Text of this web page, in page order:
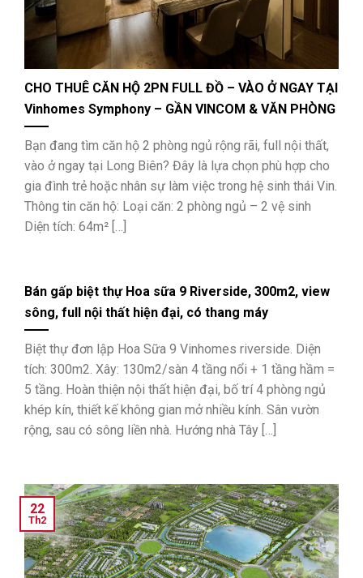
CHO THUÊ CĂN HỘ 2PN FULL ĐỒ – VÀO Ở NGAY TẠI
Vinhomes Symphony – GẦN VINCOM & VĂN PHÒNG
VIN
Bạn đang tìm căn hộ 2 phòng ngủ rộng rãi, full nội thất,
vào ở ngay tại Long Biên? Đây là lựa chọn phù hợp cho
gia đình trẻ hoặc nhân sự làm việc trong hệ sinh thái Vin.
Thông tin căn hộ: Loại căn: 2 phòng ngủ – 2 vệ sinh
Diện tích: 64m² […]
Bán gấp biệt thự Hoa sữa 9 Riverside, 300m2, view
sông, full nội thất hiện đại, có thang máy
Biệt thự đơn lập Hoa Sữa 9 Vinhomes riverside. Diện
tích: 300m2. Xây: 130m2/sàn 4 tầng nổi + 1 tầng hầm =
5 tầng. Hoàn thiện nội thất hiện đại, bố trí 4 phòng ngủ
khép kín, thiết kế không gian mở nhiều kính. Sân vườn
rộng, sau có sông liền nhà. Hướng nhà Tây […]
22
Th2